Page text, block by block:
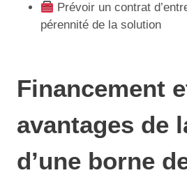
Prévoir un contrat
pérennité de la solution
Financement
avantages de
d’une borne